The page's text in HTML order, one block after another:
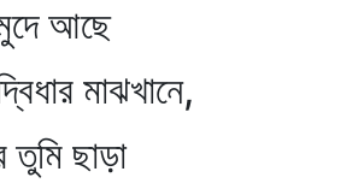
আছে
মাঝখানে,
ছাড়া